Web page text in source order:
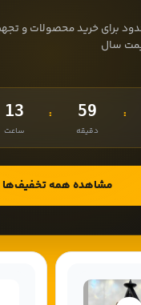
برای خرید محصولات و
سال
13
ساعت
: 59
دقیقه
:
مشاهده همه تخفیف‌ها